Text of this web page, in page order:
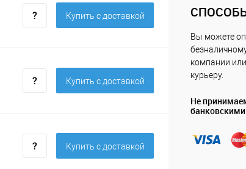
Купить c доставкой
Купить c доставкой
Купить c доставкой
Вы можете
компании
курьеру.
Не